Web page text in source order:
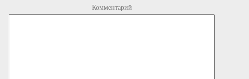
Комментарий